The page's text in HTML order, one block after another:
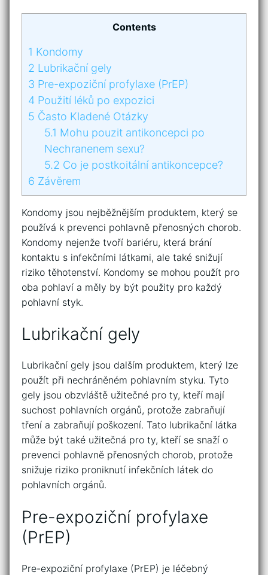
Contents
1 Kondomy
2 Lubrikační gely
3 Pre-expoziční profylaxe (PrEP)
4 Použití léků po expozici
5 Často Kladené Otázky
5.1 Mohu pouzit antikoncepci po
Nechranenem sexu?
5.2 Co je postkoitální antikoncepce?
6 Závěrem
Kondomy jsou nejběžnějším produktem, který se
používá k prevenci pohlavně přenosných chorob.
Kondomy nejenže tvoří bariéru, která brání
kontaktu s infekčními látkami, ale také snižují
riziko těhotenství. Kondomy se mohou použít pro
oba pohlaví a měly by být použity pro každý
pohlavní styk.
Lubrikační gely
Lubrikační gely jsou dalším produktem, který lze
použít při nechráněném pohlavním styku. Tyto
gely jsou obzvláště užitečné pro ty, kteří mají
suchost pohlavních orgánů, protože zabraňují
tření a zabraňují poškození. Tato lubrikační látka
může být také užitečná pro ty, kteří se snaží o
prevenci pohlavně přenosných chorob, protože
snižuje riziko proniknutí infekčních látek do
pohlavních orgánů.
Pre-expoziční profylaxe
(PrEP)
Pre-expoziční profylaxe (PrEP) je léčebný